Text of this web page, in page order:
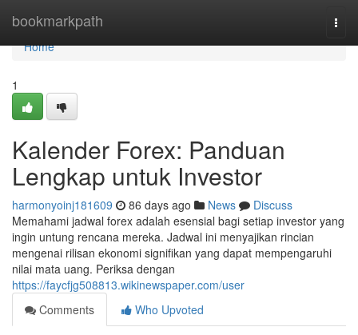
bookmarkpath
Home
Home
1
Kalender Forex: Panduan
Lengkap untuk Investor
harmonyoinj181609 86 days ago News
Discuss
Memahami jadwal forex adalah esensial bagi setiap investor yang
ingin untung rencana mereka. Jadwal ini menyajikan rincian
mengenai rilisan ekonomi signifikan yang dapat mempengaruhi
nilai mata uang. Periksa dengan
https://faycfjg508813.wikinewspaper.com/user
Comments
Who Upvoted